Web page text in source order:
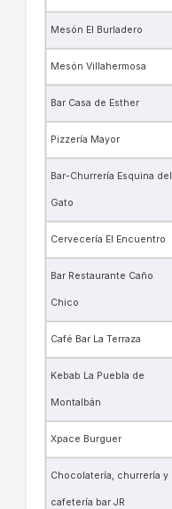
Mesón El Burladero
Mesón Villahermosa
Bar Casa de Esther
Pizzería Mayor
Bar-Churrería Esquina del
Gato
Cervecería El Encuentro
Bar Restaurante Caño
Chico
Café Bar La Terraza
Kebab La Puebla de
Montalbán
Xpace Burguer
Chocolatería, churrería y
cafetería bar JR